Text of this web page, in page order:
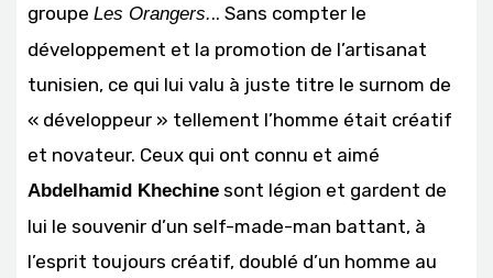
groupe Les Orangers... Sans compter le
développement et la promotion de l’artisanat
tunisien, ce qui lui valu à juste titre le surnom de
« développeur » tellement l’homme était créatif
et novateur. Ceux qui ont connu et aimé
Abdelhamid Khechine sont légion et gardent de
lui le souvenir d’un self-made-man battant, à
l’esprit toujours créatif, doublé d’un homme au